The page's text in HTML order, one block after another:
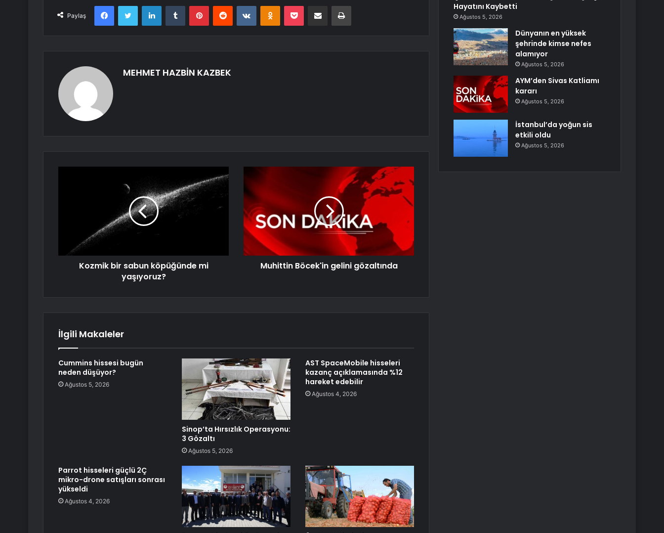
Paylaş
FacebookTwitter LinkedInTumblr PinterestReddit VKontakteOdnoklassniki
Pocket E-Posta ile paylaş Yazdır
MEHMET HAZBİN KAZBEK
Kozmik bir sabun köpüğünde mi
yaşıyoruz?
Muhittin Böcek'in gelini gözaltında
İlgili Makaleler
Cummins hissesi bugün
neden düşüyor?
Ağustos 5, 2026
Sinop’ta Hırsızlık Operasyonu:
3 Gözaltı
Ağustos 5, 2026
AST SpaceMobile hisseleri
kazanç açıklamasında %12
hareket edebilir
Ağustos 4, 2026
Parrot hisseleri güçlü 2Ç
mikro-drone satışları sonrası
yükseldi
Ağustos 4, 2026
Hayatını Kaybetti
Ağustos 5, 2026
Dünyanın en yüksek
şehrinde kimse nefes
alamıyor
Ağustos 5, 2026
AYM’den Sivas Katliamı
kararı
Ağustos 5, 2026
İstanbul’da yoğun sis
etkili oldu
Ağustos 5, 2026